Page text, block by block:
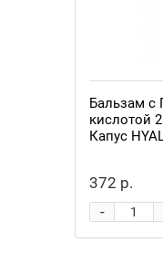
Бальзам с
кислотой
Капус
372 р.
-